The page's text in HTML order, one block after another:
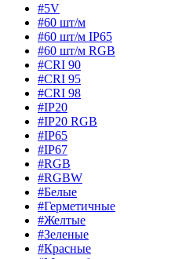
#5V
#60 шт/м
#60 шт/м IP65
#60 шт/м RGB
#CRI 90
#CRI 95
#CRI 98
#IP20
#IP20 RGB
#IP65
#IP67
#RGB
#RGBW
#Белые
#Герметичные
#Желтые
#Зеленые
#Красные